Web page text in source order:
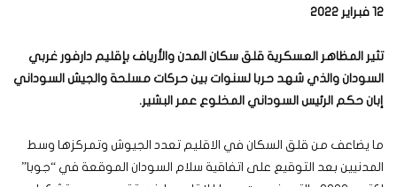
12 فبراير 2022
تثير المظاهر العسكرية قلق سكان المدن والأرياف بإقليم دارفور غربي
السودان والذي شهد حربا لسنوات بين حركات مسلحة والجيش السوداني
إبان حكم الرئيس السوداني المخلوع عمر البشير.
ما يضاعف من قلق السكان في الاقليم تعدد الجيوش وتمركزها وسط
المدنيين بعد التوقيع على اتفاقية سلام السودان الموقعة في “جوبا”